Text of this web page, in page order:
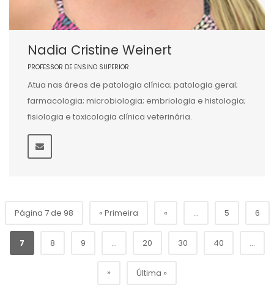
Nadia Cristine Weinert
PROFESSOR DE ENSINO SUPERIOR
Atua nas áreas de patologia clínica; patologia geral;
farmacologia; microbiologia; embriologia e histologia;
fisiologia e toxicologia clínica veterinária.
Página 7 de 98 « Primeira « ... 5 6
7 8 9 ... 20 30 40 ...
» Última »